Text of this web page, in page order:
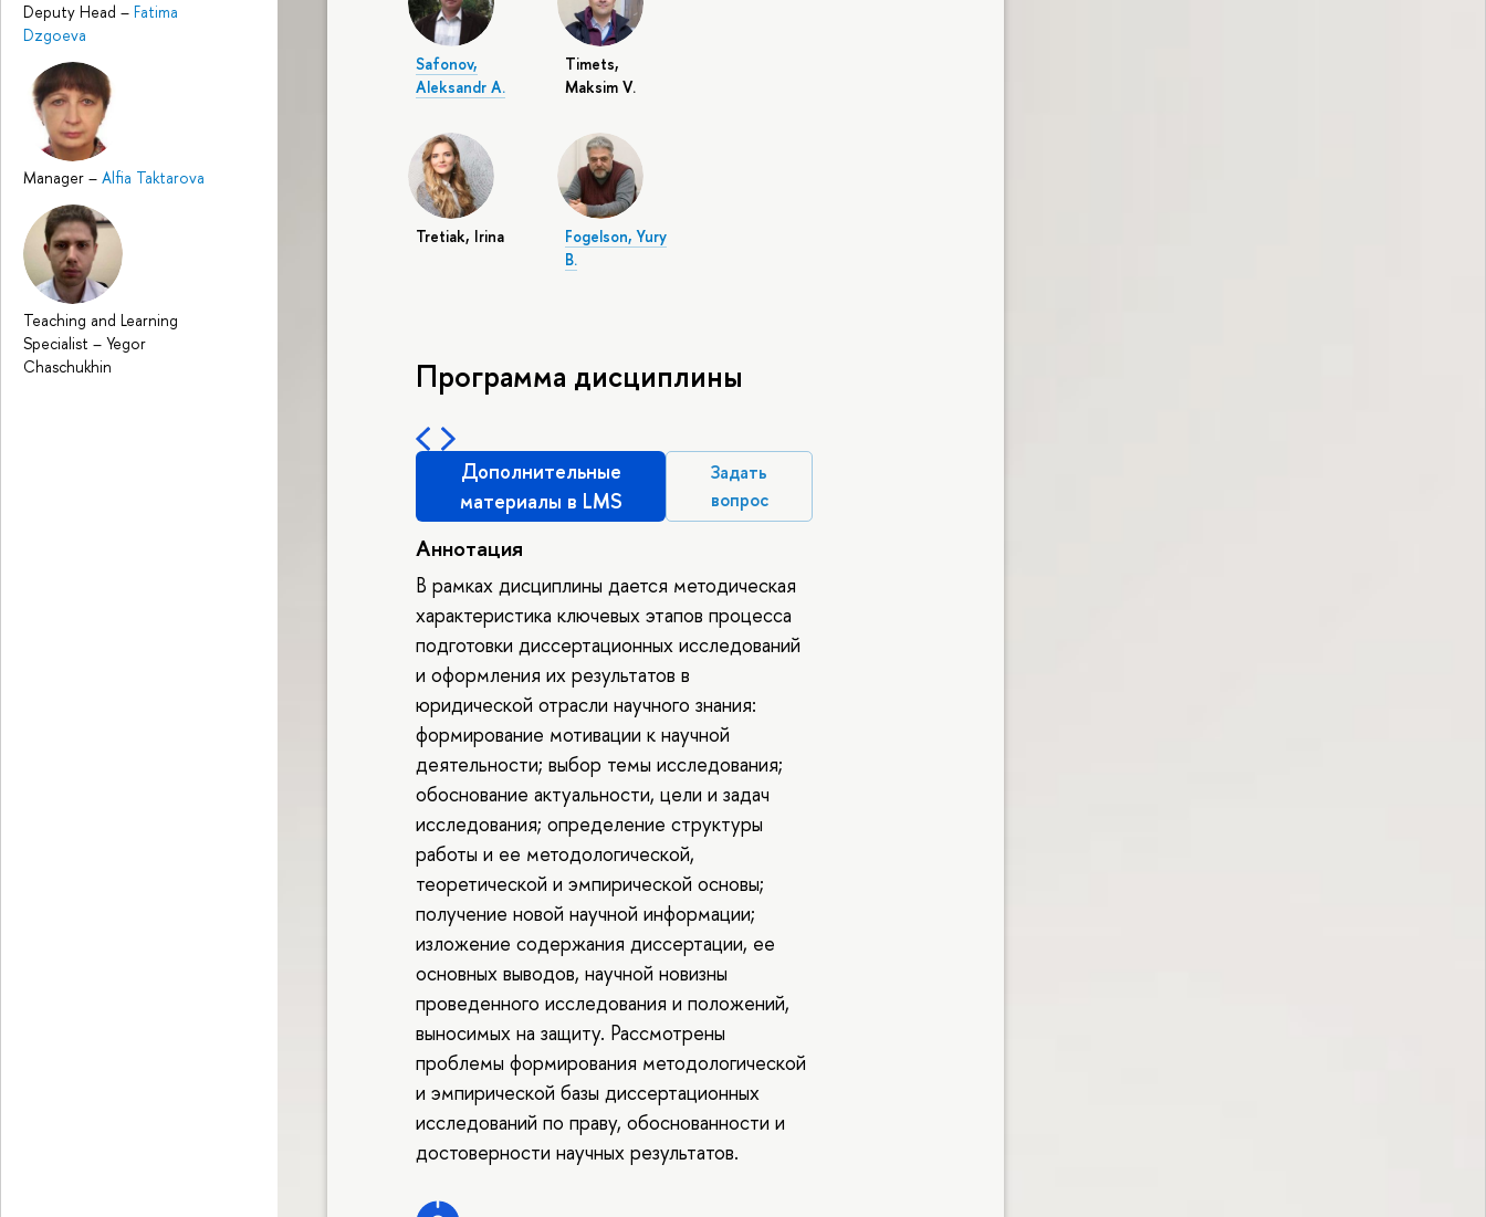
Deputy Head – Fatima
Dzgoeva
Manager – Alfia Taktarova
Teaching and Learning
Specialist – Yegor
Chaschukhin
Safonov,
Aleksandr A.
Timets,
Maksim V.
Tretiak, Irina
Fogelson, Yury
B.
Программа дисциплины
Дополнительные
материалы в LMS
Задать
вопрос
Аннотация
В рамках дисциплины дается методическая
характеристика ключевых этапов процесса
подготовки диссертационных исследований
и оформления их результатов в
юридической отрасли научного знания:
формирование мотивации к научной
деятельности; выбор темы исследования;
обоснование актуальности, цели и задач
исследования; определение структуры
работы и ее методологической,
теоретической и эмпирической основы;
получение новой научной информации;
изложение содержания диссертации, ее
основных выводов, научной новизны
проведенного исследования и положений,
выносимых на защиту. Рассмотрены
проблемы формирования методологической
и эмпирической базы диссертационных
исследований по праву, обоснованности и
достоверности научных результатов.